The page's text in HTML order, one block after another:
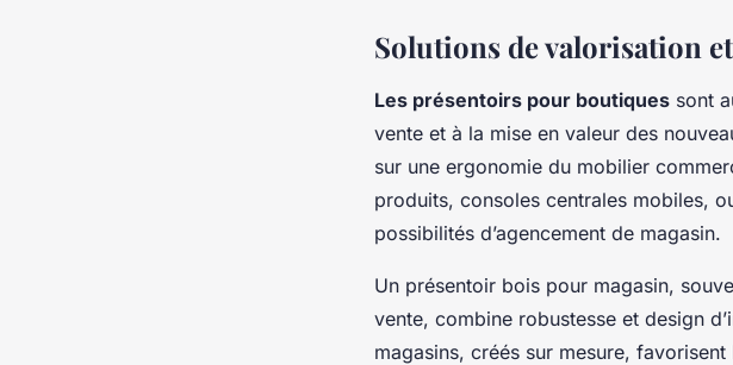
Solutions de valorisation
Les présentoirs pour boutiques sont
vente et à la mise en valeur des
sur une ergonomie du mobilier
produits, consoles centrales mobiles,
possibilités d’agencement de magasin.
Un présentoir bois pour magasin,
vente, combine robustesse et design
magasins, créés sur mesure,